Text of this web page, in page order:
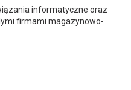
informatyczne oraz
firmami magazynowo-